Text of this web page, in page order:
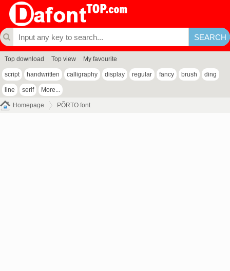
Top download Top view My favourite
script handwritten calligraphy display regular fancy brush ding
line serif More...
Homepage PÕRTO font